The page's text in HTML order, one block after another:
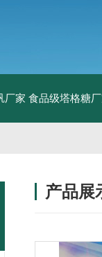
厂家 食品级塔格糖
产品展